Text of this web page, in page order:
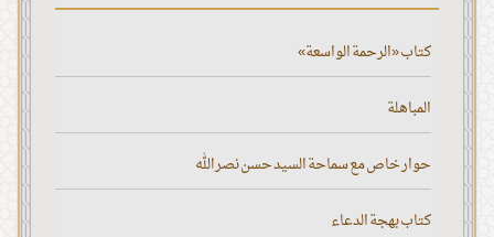
كتاب «الرحمة الواسعة»
المباهلة
حوار خاص مع سماحة السيد حسن نصر الله
كتاب بهجة الدعاء